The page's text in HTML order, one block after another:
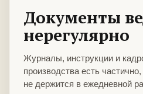
Документы
нерегулярно
Журналы, инструкции и
производства есть
не держится в ежедневной